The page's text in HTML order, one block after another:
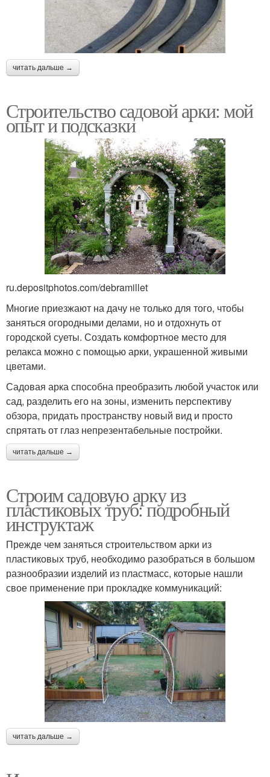
читать дальше →
Строительство садовой арки: мой
опыт и подсказки
ru.depositphotos.com/debramillet
Многие приезжают на дачу не только для того, чтобы
заняться огородными делами, но и отдохнуть от
городской суеты. Создать комфортное место для
релакса можно с помощью арки, украшенной живыми
цветами.
Садовая арка способна преобразить любой участок или
сад, разделить его на зоны, изменить перспективу
обзора, придать пространству новый вид и просто
спрятать от глаз непрезентабельные постройки.
читать дальше →
Строим садовую арку из
пластиковых труб: подробный
инструктаж
Прежде чем заняться строительством арки из
пластиковых труб, необходимо разобраться в большом
разнообразии изделий из пластмасс, которые нашли
свое применение при прокладке коммуникаций:
читать дальше →